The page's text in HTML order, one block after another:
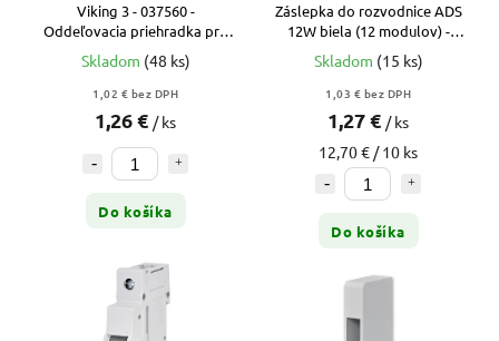
Viking 3 - 037560 -
Oddeľovacia priehradka pre
svorky do 10 mm2
Skladom (48 ks)
1,02 € bez DPH
1,26 € / ks
Do košíka
Záslepka do rozvodnice ADS
12W biela (12 modulov) -
deliteľná
Skladom (15 ks)
1,03 € bez DPH
1,27 € / ks
12,70 € / 10 ks
Do košíka